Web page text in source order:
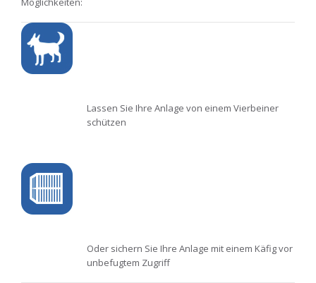
Lassen Sie Ihre Anlage von einem Vierbeiner
schützen
Oder sichern Sie Ihre Anlage mit einem Käfig vor
unbefugtem Zugriff